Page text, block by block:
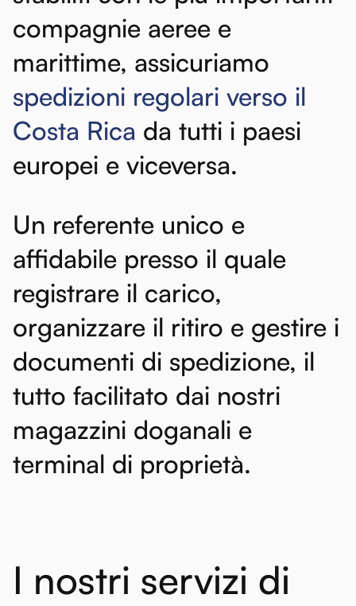
compagnie aeree e
marittime, assicuriamo
spedizioni regolari verso il
Costa Rica da tutti i paesi
europei e viceversa.
Un referente unico e
affidabile presso il quale
registrare il carico,
organizzare il ritiro e gestire i
documenti di spedizione, il
tutto facilitato dai nostri
magazzini doganali e
terminal di proprietà.
I nostri servizi di